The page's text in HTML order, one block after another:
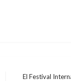
El Festival